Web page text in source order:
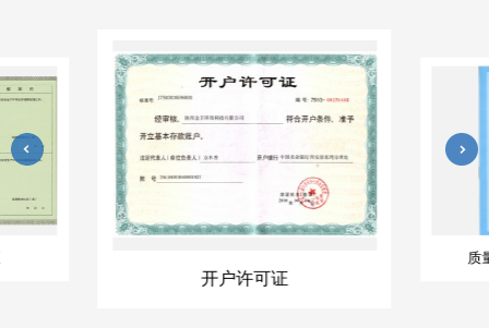
质量管理体系认证证书
环